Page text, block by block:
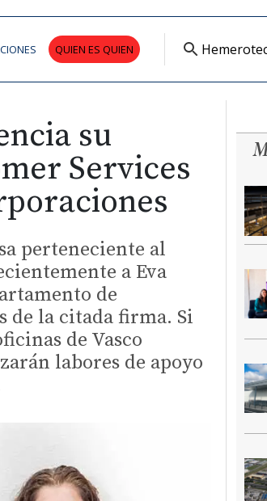
QUIEN ES QUIEN
su
Services
perteneciente al
a Eva
de
de la citada firma. Si
de Vasco
labores de apoyo